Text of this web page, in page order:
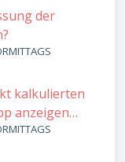
der
kalkulierten
anzeigen